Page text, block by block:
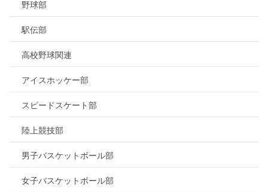
野球部
駅伝部
高校野球関連
アイスホッケー部
スピードスケート部
陸上競技部
男子バスケットボール部
女子バスケットボール部